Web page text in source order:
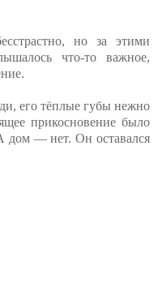
но за этими
что-то важное,
его тёплые губы нежно
прикосновение было
дом — нет. Он оставался